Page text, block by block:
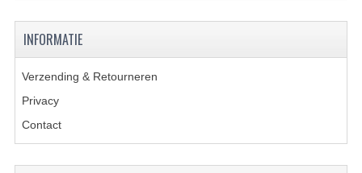
BASHAN 300S-A
BASHAN 400S
INFORMATIE
Verzending & Retourneren
Privacy
Contact